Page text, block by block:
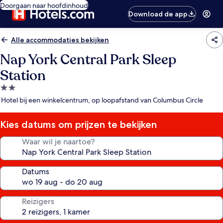
Doorgaan naar hoofdinhoud
Download de app
Alle accommodaties bekijken
Nap York Central Park Sleep
Station
2.0-
sterrenaccommodatie
Hotel bij een winkelcentrum, op loopafstand van Columbus Circle
Kies datums om prijzen te bekijken
Waar wil je naartoe?
Datums
Reizigers